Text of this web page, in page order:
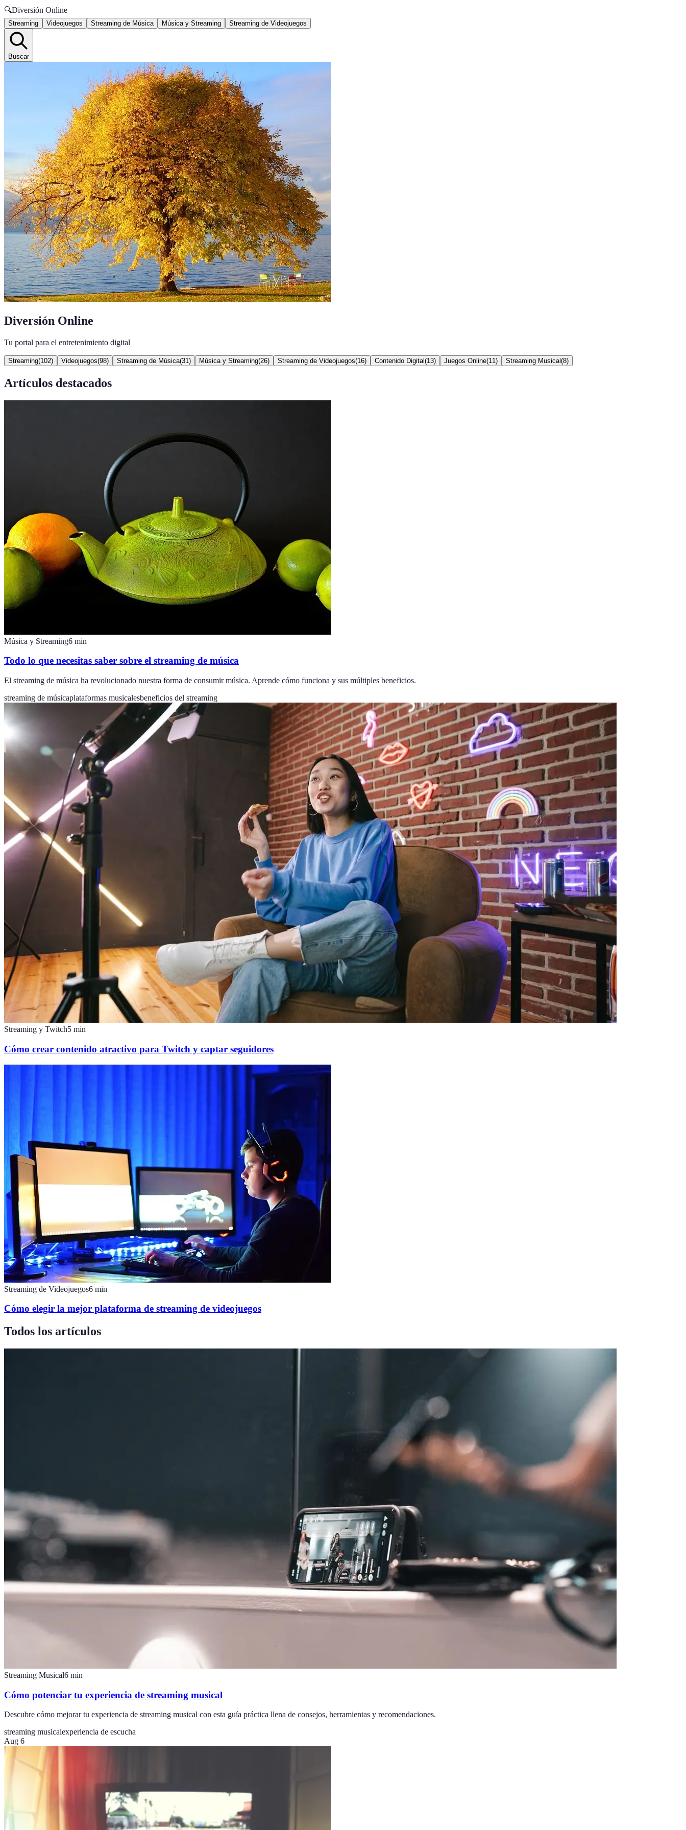
🔍Diversión Online
Streaming Videojuegos Streaming de Música Música y Streaming Streaming de Videojuegos
Buscar
Diversión Online
Tu portal para el entretenimiento digital
Streaming(102) Videojuegos(98) Streaming de Música(31 ) Música y Streaming(26) Streaming de Videojuegos(16) Contenido Digital (13) Juegos Online(11 ) Streaming Musical (8)
Artículos destacados
Música y Streaming6 min
Todo lo que necesitas saber sobre el streaming de música
El streaming de música ha revolucionado nuestra forma de consumir música. Aprende cómo funciona y sus múltiples beneficios.
streaming de músicaplataformas musicalesbeneficios del streaming
Streaming y Twitch5 min
Cómo crear contenido atractivo para Twitch y captar seguidores
Streaming de Videojuegos6 min
Cómo elegir la mejor plataforma de streaming de videojuegos
Todos los artículos
Streaming Musical6 min
Cómo potenciar tu experiencia de streaming musical
Descubre cómo mejorar tu experiencia de streaming musical con esta guía práctica llena de consejos, herramientas y recomendaciones.
streaming musicalexperiencia de escucha
Aug 6